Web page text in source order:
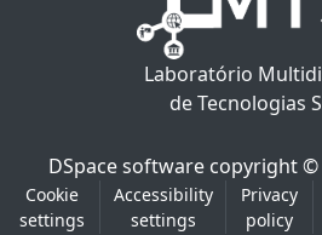
Laboratório
de Tecnologias
DSpace software copyright ©
Cookie
settings
Accessibility
settings
Privacy
policy